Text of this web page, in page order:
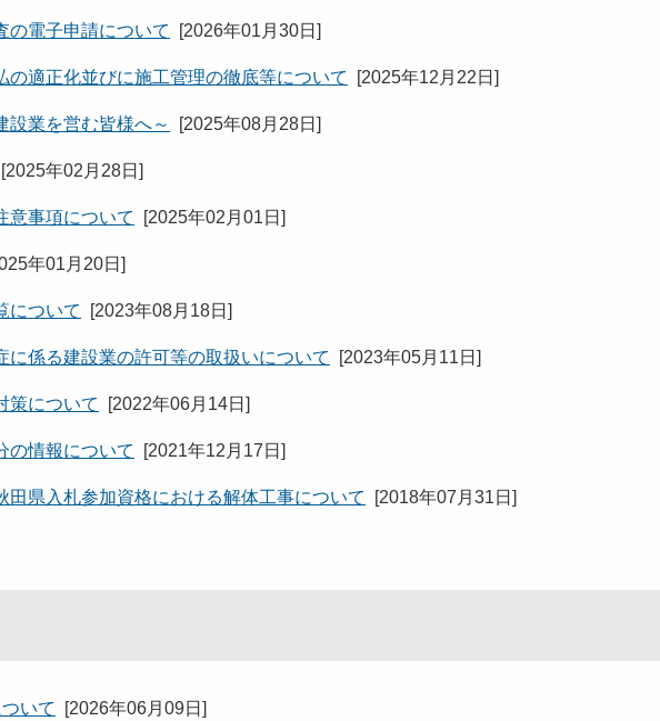
の電子申請について [2026年01月30日 ]
の適正化並びに施工管理の徹底等について [2025年12月22日 ]
設業を営む皆様へ～ [2025年08月28日 ]
[2025年02月28日 ]
意事項について [2025年02月01日 ]
年01月20日 ]
について [2023年08月18日 ]
に係る建設業の許可等の取扱いについて [2023年05月11日 ]
策について [2022年06月14日 ]
の情報について [2021年12月17日 ]
田県入札参加資格における解体工事について [2018年07月31日 ]
いて [2026年06月09日 ]